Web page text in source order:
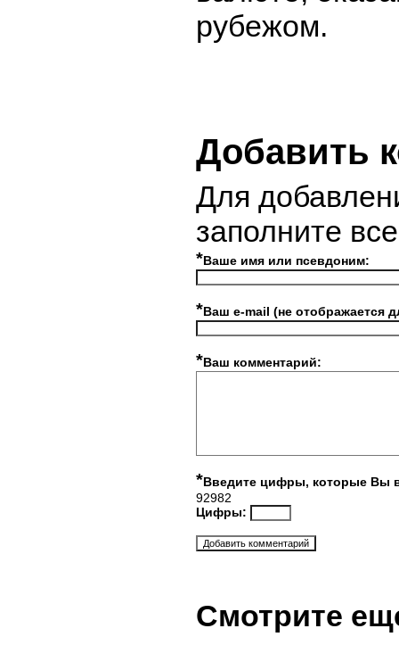
рубежом.
Добавить
Для
заполните
*Ваше имя или псевдоним:
*Ваш e-mail (не отображается
*Ваш комментарий:
*Введите цифры, которые Вы
92982
Цифры:
Смотрите